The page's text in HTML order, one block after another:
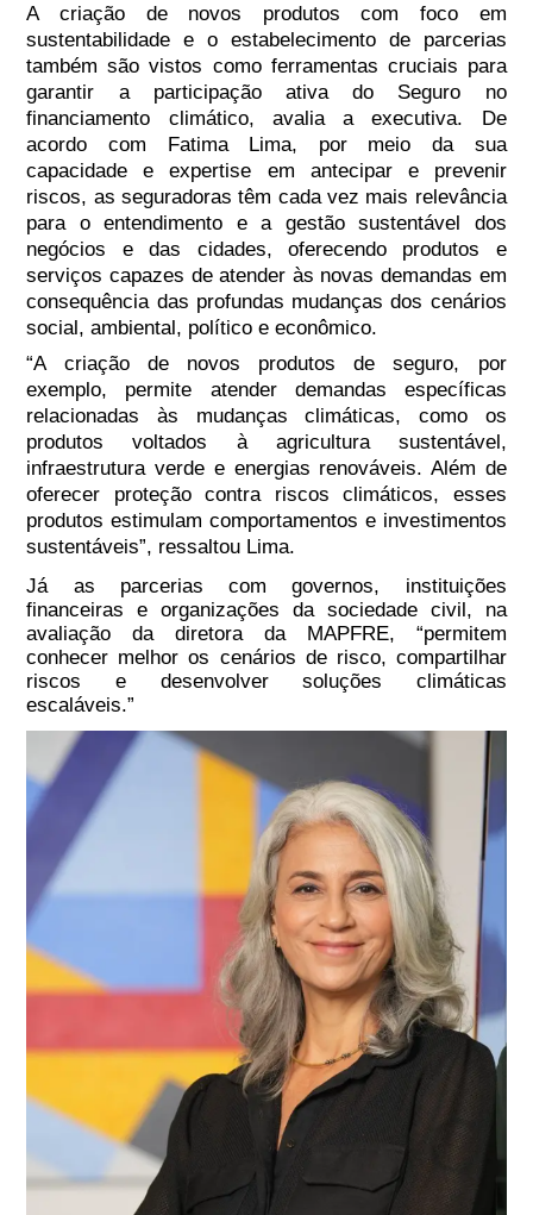
A criação de novos produtos com foco em
sustentabilidade e o estabelecimento de parcerias
também são vistos como ferramentas cruciais para
garantir a participação ativa do Seguro no
financiamento climático, avalia a executiva. De
acordo com Fatima Lima, por meio da sua
capacidade e expertise em antecipar e prevenir
riscos, as seguradoras têm cada vez mais relevância
para o entendimento e a gestão sustentável dos
negócios e das cidades, oferecendo produtos e
serviços capazes de atender às novas demandas em
consequência das profundas mudanças dos cenários
social, ambiental, político e econômico.
“A criação de novos produtos de seguro, por
exemplo, permite atender demandas específicas
relacionadas às mudanças climáticas, como os
produtos voltados à agricultura sustentável,
infraestrutura verde e energias renováveis. Além de
oferecer proteção contra riscos climáticos, esses
produtos estimulam comportamentos e investimentos
sustentáveis”, ressaltou Lima.
Já as parcerias com governos, instituições
financeiras e organizações da sociedade civil, na
avaliação da diretora da MAPFRE, “permitem
conhecer melhor os cenários de risco, compartilhar
riscos e desenvolver soluções climáticas
escaláveis.”